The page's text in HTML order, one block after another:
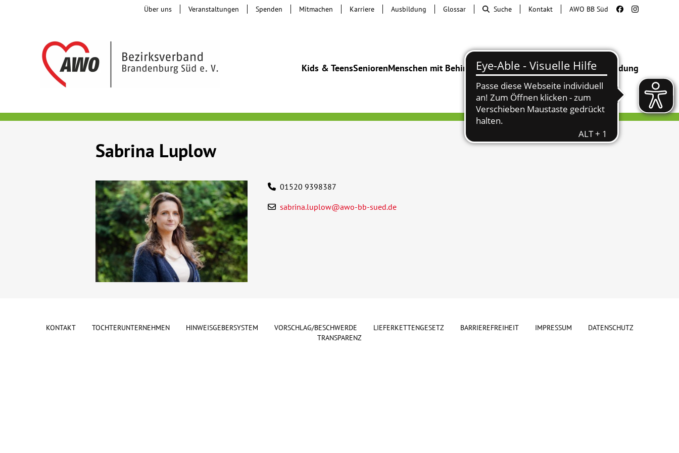
Kids & TeensSeniorenMenschen mit BehinderungBeratung & HilfeBegegnung Bildung
Über uns Veranstaltungen Spenden Mitmachen Karriere Ausbildung Glossar Suche Kontakt AWO BB Süd
Sabrina Luplow
01520 9398387
sabrina.luplow@awo-bb-sued.de
KONTAKT TOCHTERUNTERNEHMEN HINWEISGEBERSYSTEM VORSCHLAG/BESCHWERDE LIEFERKETTENGESETZ BARRIEREFREIHEIT IMPRESSUM
DATENSCHUTZ
TRANSPARENZ